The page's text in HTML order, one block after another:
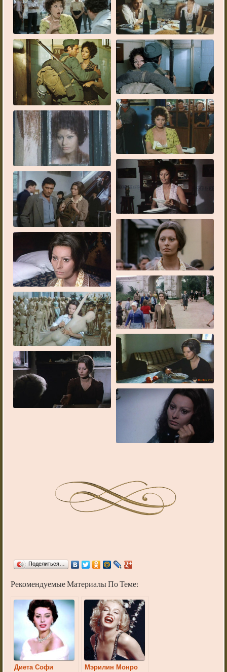
Поделиться…
Рекомендуемые Материалы По Теме:
Диета Софи
Мэрилин Монро